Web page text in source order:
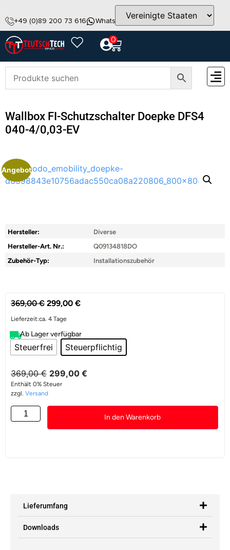
+49 (0)89 200 73 616 WhatsApp info@teutschtech.com
0
Wallbox FI-Schutzschalter Doepke DFS4
040-4/0,03-EV
Angebot
Hersteller:
Diverse
Hersteller-Art. Nr.:
Q09134818DO
Zubehör-Typ:
Installationszubehör
369,00€ 299,00 €
Lieferzeit:ca. 4 Tage
Ab Lager verfügbar
Steuerfrei Steuerpflichtig
369,00€ 299,00 €
Enthält 0% Steuer
zzgl. Versand
In den Warenkorb
Lieferumfang
Downloads